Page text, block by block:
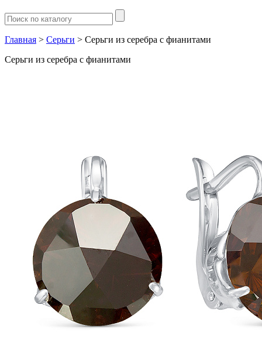
Главная > Серьги > Серьги из серебра с фианитами
Серьги из серебра с фианитами